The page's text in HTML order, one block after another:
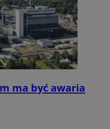
ma być awaria